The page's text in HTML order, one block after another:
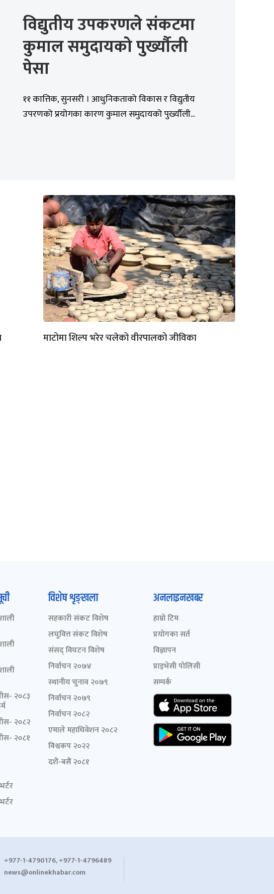
विद्युतीय उपकरणले संकटमा
कुमाल समुदायको पुर्ख्यौली
पेसा
११ कात्तिक, सुनसरी । आधुनिकताको विकास र विद्युतीय
उपरणको प्रयोगका कारण कुमाल समुदायको पुर्ख्यौली...
माटोमा शिल्प भरेर चलेको वीरपालको जीविका
२०८३
२०८२
२०८१
विशेष शृङ्खला
सहकारी संकट विशेष
लघुवित्त संकट विशेष
संसद् विघटन विशेष
निर्वाचन २०७४
स्थानीय चुनाव २०७९
निर्वाचन २०७९
निर्वाचन २०८२
एमाले महाधिवेशन २०८२
विश्वकप २०२२
दशैं-बसैं २०८१
अनलाइनखबर
हाम्रो टिम
प्रयोगका सर्त
विज्ञापन
प्राइभेसी पोलिसी
सम्पर्क
+977-1-4790176, +977-1-4796489
news@onlinekhabar.com